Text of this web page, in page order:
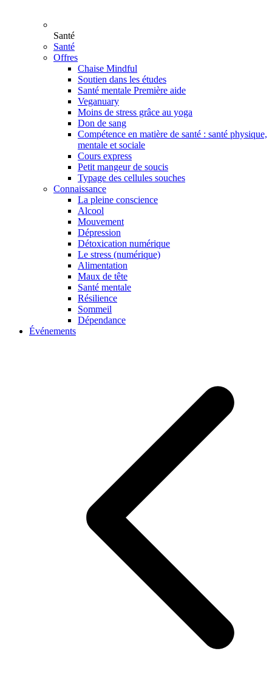
Santé
Santé
Offres
Chaise Mindful
Soutien dans les études
Santé mentale Première aide
Veganuary
Moins de stress grâce au yoga
Don de sang
Compétence en matière de santé : santé physique,
mentale et sociale
Cours express
Petit mangeur de soucis
Typage des cellules souches
Connaissance
La pleine conscience
Alcool
Mouvement
Dépression
Détoxication numérique
Le stress (numérique)
Alimentation
Maux de tête
Santé mentale
Résilience
Sommeil
Dépendance
Événements